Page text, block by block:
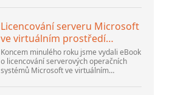
Oblíbené a oficiální dostupné moduly...
Licencování serveru Microsoft
ve virtuálním prostředí
přehodnoceno
Koncem minulého roku jsme vydali eBook
o licencování serverových operačních
systémů Microsoft ve virtuálním
Thomase Maurera a Andrewa Syrewicze.